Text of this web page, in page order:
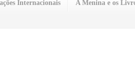
Internacionais A Menina e os